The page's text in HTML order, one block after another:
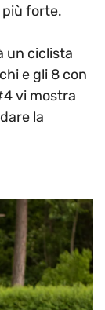
forte.
un ciclista
e gli 8 con
vi mostra
la